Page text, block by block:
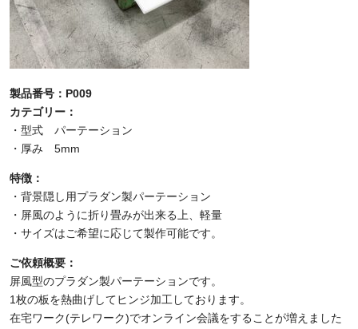
製品番号：P009
カテゴリー：
・型式 パーテーション
・厚み 5mm
特徴：
・背景隠し用プラダン製パーテーション
・屏風のように折り畳みが出来る上、軽量
・サイズはご希望に応じて製作可能です。
ご依頼概要：
屏風型のプラダン製パーテーションです。
1枚の板を熱曲げしてヒンジ加工しております。
在宅ワーク(テレワーク)でオンライン会議をすることが増えました